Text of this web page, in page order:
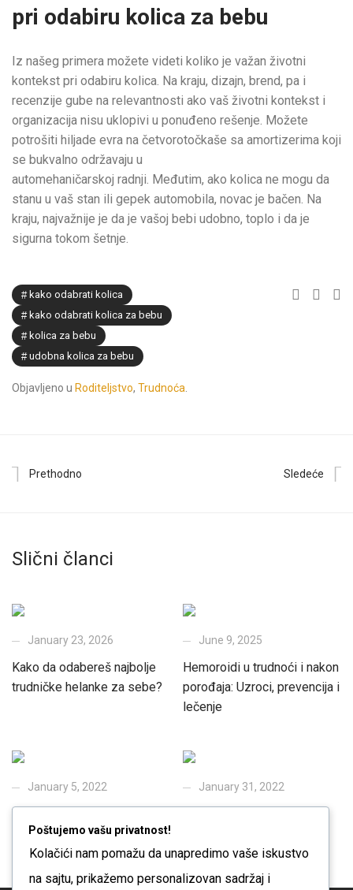
pri odabiru kolica za bebu
Iz našeg primera možete videti koliko je važan životni
kontekst pri odabiru kolica. Na kraju, dizajn, brend, pa i
recenzije gube na relevantnosti ako vaš životni kontekst i
organizacija nisu uklopivi u ponuđeno rešenje. Možete
potrošiti hiljade evra na četvorotočkaše sa amortizerima koji
se bukvalno održavaju u
automehaničarskoj radnji. Međutim, ako kolica ne mogu da
stanu u vaš stan ili gepek automobila, novac je bačen. Na
kraju, najvažnije je da je vašoj bebi udobno, toplo i da je
sigurna tokom šetnje.
kako odabrati kolica
kako odabrati kolica za bebu
kolica za bebu
udobna kolica za bebu
Objavljeno u Roditeljstvo, Trudnoća.
Prethodno Sledeće
Slični članci
January 23, 2026
Kako da odabereš najbolje
trudničke helanke za sebe?
June 9, 2025
Hemoroidi u trudnoći i nakon
porođaja: Uzroci, prevencija i
lečenje
January 5, 2022
lista
January 31, 2022
Poštujemo vašu privatnost!
Kolačići nam pomažu da unapredimo vaše iskustvo
na sajtu, prikažemo personalizovan sadržaj i